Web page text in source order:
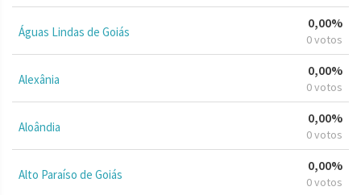
Águas Lindas de Goiás
0,00%
0 votos
Alexânia
0,00%
0 votos
Aloândia
0,00%
0 votos
Alto Paraíso de Goiás
0,00%
0 votos